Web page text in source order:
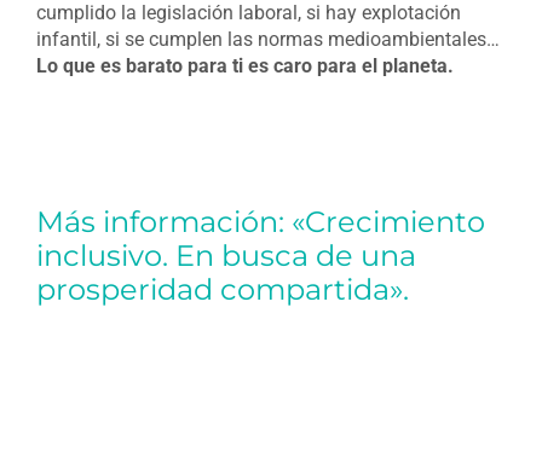
cumplido la legislación laboral, si hay explotación
infantil, si se cumplen las normas medioambientales…
Lo que es barato para ti es caro para el planeta.
Más información: «Crecimiento
inclusivo. En busca de una
prosperidad compartida».